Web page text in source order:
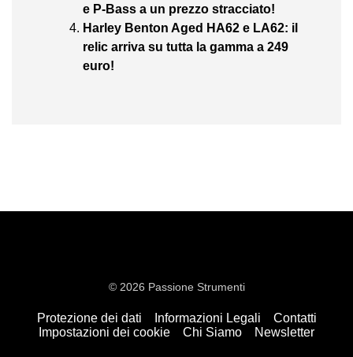
e P-Bass a un prezzo stracciato!
Harley Benton Aged HA62 e LA62: il
relic arriva su tutta la gamma a 249
euro!
Protezione dei dati Informazioni Legali
Contatti
Impostazioni dei cookie
Chi Siamo Newsletter
© 2026 Passione Strumenti